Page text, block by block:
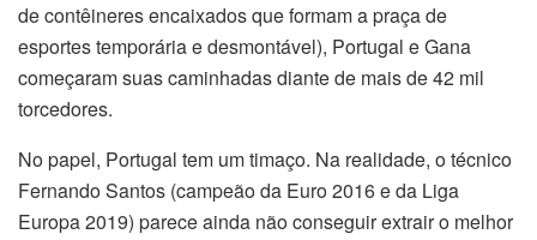
de contêineres encaixados que formam a praça de
esportes temporária e desmontável), Portugal e Gana
começaram suas caminhadas diante de mais de 42 mil
torcedores.
No papel, Portugal tem um timaço. Na realidade, o técnico
Fernando Santos (campeão da Euro 2016 e da Liga
Europa 2019) parece ainda não conseguir extrair o melhor